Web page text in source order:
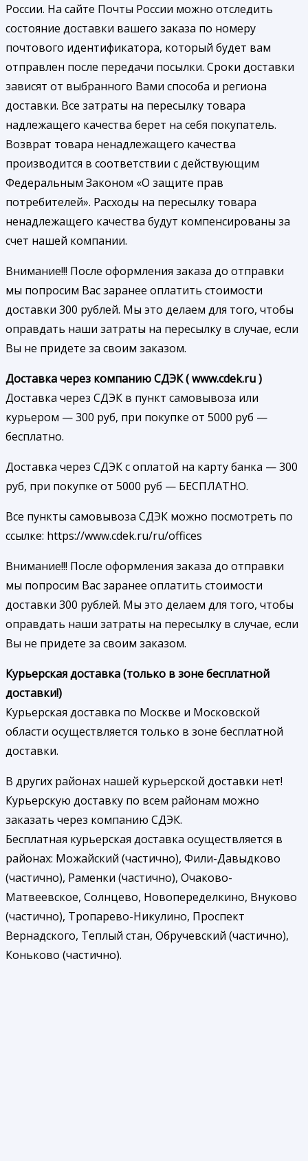
России. На сайте Почты России можно отследить
состояние доставки вашего заказа по номеру
почтового идентификатора, который будет вам
отправлен после передачи посылки. Сроки доставки
зависят от выбранного Вами способа и региона
доставки. Все затраты на пересылку товара
надлежащего качества берет на себя покупатель.
Возврат товара ненадлежащего качества
производится в соответствии с действующим
Федеральным Законом «О защите прав
потребителей». Расходы на пересылку товара
ненадлежащего качества будут компенсированы за
счет нашей компании.
Внимание!!! После оформления заказа до отправки
мы попросим Вас заранее оплатить стоимости
доставки 300 рублей. Мы это делаем для того, чтобы
оправдать наши затраты на пересылку в случае, если
Вы не придете за своим заказом.
Доставка через компанию СДЭК ( www.cdek.ru )
Доставка через СДЭК в пункт самовывоза или
курьером — 300 руб, при покупке от 5000 руб —
бесплатно.
Доставка через СДЭК с оплатой на карту банка — 300
руб, при покупке от 5000 руб — БЕСПЛАТНО.
Все пункты самовывоза СДЭК можно посмотреть по
ссылке: https://www.cdek.ru/ru/offices
Внимание!!! После оформления заказа до отправки
мы попросим Вас заранее оплатить стоимости
доставки 300 рублей. Мы это делаем для того, чтобы
оправдать наши затраты на пересылку в случае, если
Вы не придете за своим заказом.
Курьерская доставка (только в зоне бесплатной
доставки!)
Курьерская доставка по Москве и Московской
области осуществляется только в зоне бесплатной
доставки.
В других районах нашей курьерской доставки нет!
Курьерскую доставку по всем районам можно
заказать через компанию СДЭК.
Бесплатная курьерская доставка осуществляется в
районах: Можайский (частично), Фили-Давыдково
(частично), Раменки (частично), Очаково-
Матвеевское, Солнцево, Новопеределкино, Внуково
(частично), Тропарево-Никулино, Проспект
Вернадского, Теплый стан, Обручевский (частично),
Коньково (частично).